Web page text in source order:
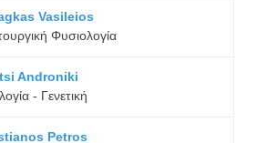
Vasileios
Φυσιολογία
Androniki
- Γενετική
Petros